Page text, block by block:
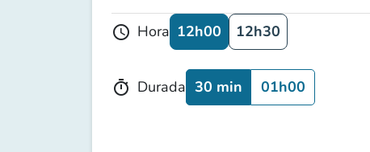
schedule Hora 12h00 12h30
timer Durada 30 min 01h00